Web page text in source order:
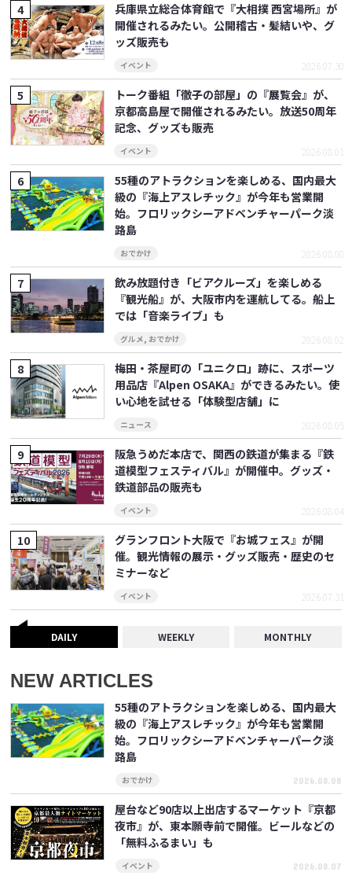
兵庫県立総合体育館で『大相撲 西宮場所』が
開催されるみたい。公開稽古・髪結いや、グ
ッズ販売も
イベント 2026.07.30
トーク番組「徹子の部屋」の『展覧会』が、
京都高島屋で開催されるみたい。放送50周年
記念、グッズも販売
イベント 2026.08.01
55種のアトラクションを楽しめる、国内最大
級の『海上アスレチック』が今年も営業開
始。フロリックシーアドベンチャーパーク淡
路島
おでかけ 2026.08.08
飲み放題付き「ビアクルーズ」を楽しめる
『観光船』が、大阪市内を運航してる。船上
では「音楽ライブ」も
グルメ, おでかけ 2026.08.02
梅田・茶屋町の「ユニクロ」跡に、スポーツ
用品店『Alpen OSAKA』ができるみたい。使
い心地を試せる「体験型店舗」に
ニュース 2026.08.05
阪急うめだ本店で、関西の鉄道が集まる『鉄
道模型フェスティバル』が開催中。グッズ・
鉄道部品の販売も
イベント 2026.08.04
グランフロント大阪で『お城フェス』が開
催。観光情報の展示・グッズ販売・歴史のセ
ミナーなど
イベント 2026.07.31
DAILY WEEKLY MONTHLY
NEW ARTICLES
55種のアトラクションを楽しめる、国内最大
級の『海上アスレチック』が今年も営業開
始。フロリックシーアドベンチャーパーク淡
路島
おでかけ 2026.08.08
屋台など90店以上出店するマーケット『京都
夜市』が、東本願寺前で開催。ビールなどの
「無料ふるまい」も
イベント 2026.08.07